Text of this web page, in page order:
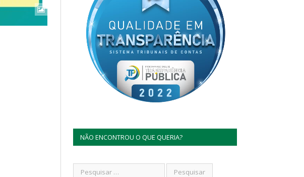
NÃO ENCONTROU O QUE QUERIA?